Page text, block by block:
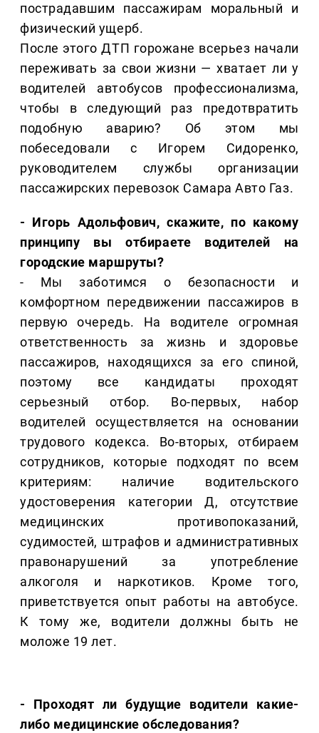
пострадавшим пассажирам моральный и
физический ущерб.
После этого ДТП горожане всерьез начали
переживать за свои жизни — хватает ли у
водителей автобусов профессионализма,
чтобы в следующий раз предотвратить
подобную аварию? Об этом мы
побеседовали с Игорем Сидоренко,
руководителем службы организации
пассажирских перевозок Самара Авто Газ.
- Игорь Адольфович, скажите, по какому
принципу вы отбираете водителей на
городские маршруты?
- Мы заботимся о безопасности и
комфортном передвижении пассажиров в
первую очередь. На водителе огромная
ответственность за жизнь и здоровье
пассажиров, находящихся за его спиной,
поэтому все кандидаты проходят
серьезный отбор. Во-первых, набор
водителей осуществляется на основании
трудового кодекса. Во-вторых, отбираем
сотрудников, которые подходят по всем
критериям: наличие водительского
удостоверения категории Д, отсутствие
медицинских противопоказаний,
судимостей, штрафов и административных
правонарушений за употребление
алкоголя и наркотиков. Кроме того,
приветствуется опыт работы на автобусе.
К тому же, водители должны быть не
моложе 19 лет.
- Проходят ли будущие водители какие-
либо медицинские обследования?